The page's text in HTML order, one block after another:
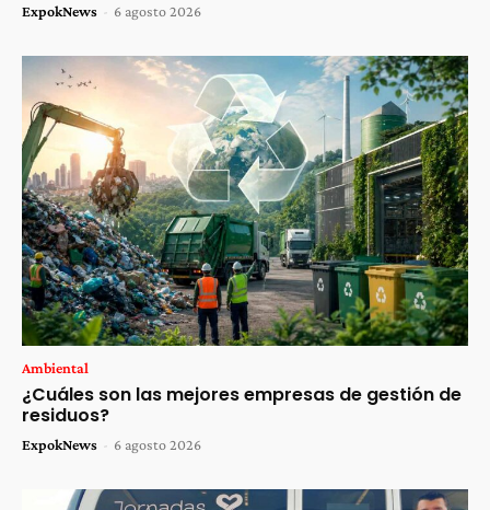
ExpokNews - 6 agosto 2026
Ambiental
¿Cuáles son las mejores empresas de gestión de
residuos?
ExpokNews - 6 agosto 2026